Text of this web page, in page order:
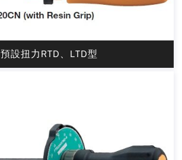
預設扭力RTD、LTD型